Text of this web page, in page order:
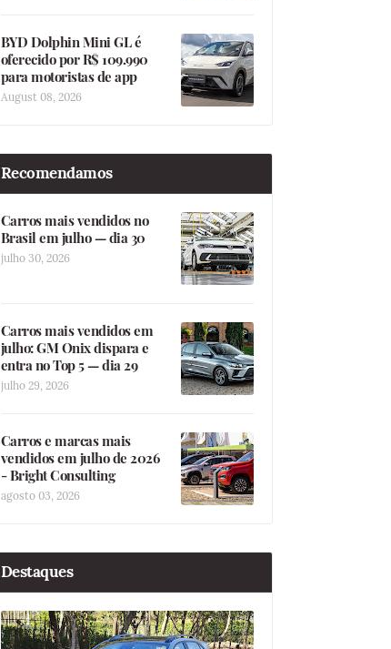
BYD Dolphin Mini GL é
oferecido por R$ 109.990
para motoristas de app
August 08, 2026
Recomendamos
Carros mais vendidos no
Brasil em julho — dia 30
julho 30, 2026
Carros mais vendidos em
julho: GM Onix dispara e
entra no Top 5 — dia 29
julho 29, 2026
Carros e marcas mais
vendidos em julho de 2026
- Bright Consulting
agosto 03, 2026
Destaques